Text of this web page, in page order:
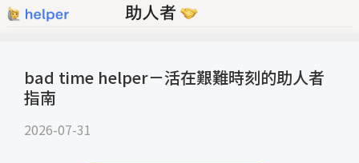
bad time helper－活在艱難時刻的助人者
指南
2026-07-31